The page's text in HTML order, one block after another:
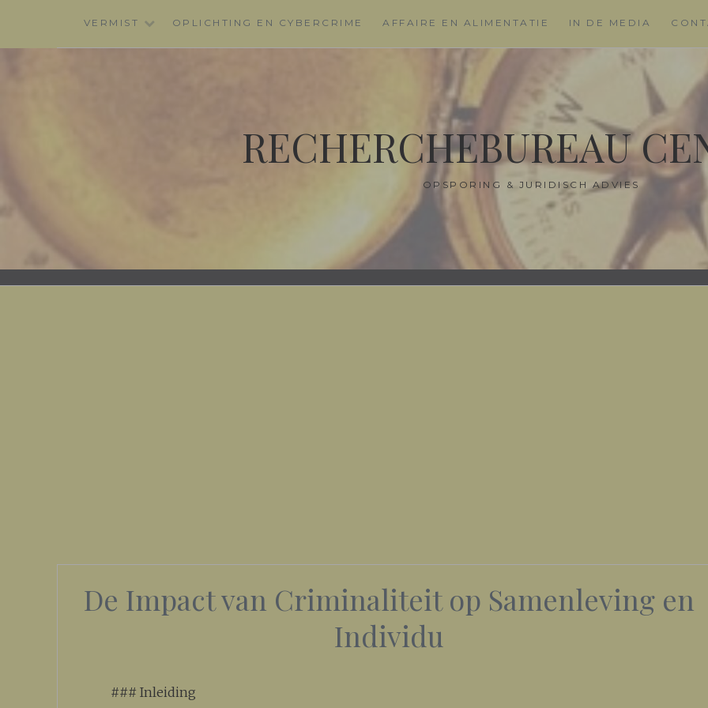
content
VERMIST OPLICHTING EN CYBERCRIME AFFAIRE EN ALIMENTATIE IN DE MEDIA
RECHERCHEBUREAU
OPSPORING & JURIDISCH ADVIES
De Impact van Criminaliteit op Samenleving en
Individu
### Inleiding